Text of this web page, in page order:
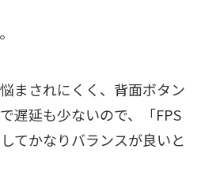
まされにくく、背面ボタン
遅延も少ないので、「FPS
てかなりバランスが良いと